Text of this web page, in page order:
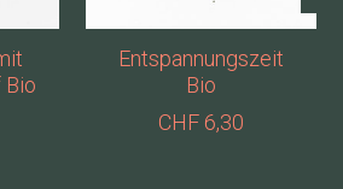
Bio
Entspannungszeit
Bio
CHF 6,30